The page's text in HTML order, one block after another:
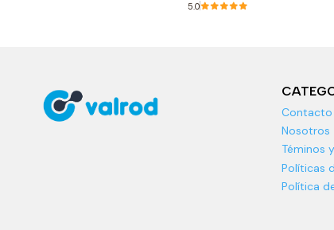
5.0
Contacto
Nosotros
Téminos
Políticas
Política